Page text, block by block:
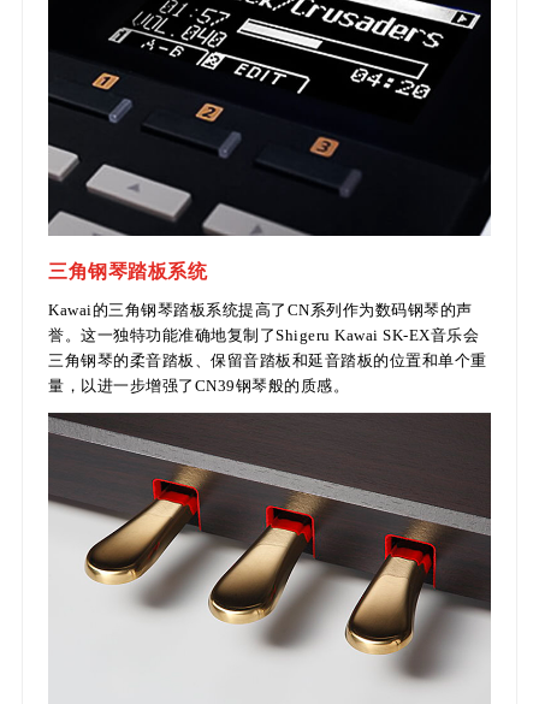
三角钢琴踏板系统
Kawai的三角钢琴踏板系统提高了CN系列作为数码钢琴的声
誉。这一独特功能准确地复制了Shigeru Kawai SK-EX音乐会
三角钢琴的柔音踏板、保留音踏板和延音踏板的位置和单个重
量，以进一步增强了CN39钢琴般的质感。